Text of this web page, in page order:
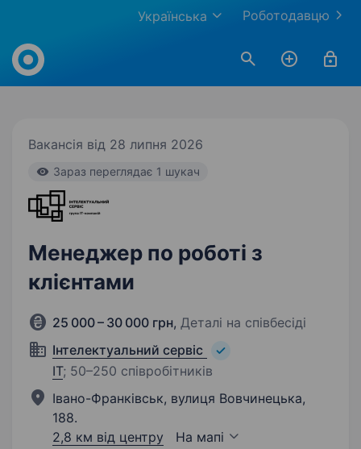
Роботодавцю
Українська
Work.ua
Вакансія від 28 липня 2026
Зараз переглядає 1 шукач
Менеджер по роботі з
клієнтами
25 000 – 30 000 грн, Деталі на співбесіді
Інтелектуальний сервіс
IT; 50–250 співробітників
Івано-Франківськ, вулиця Вовчинецька,
188.
2,8 км від центру
На мапі